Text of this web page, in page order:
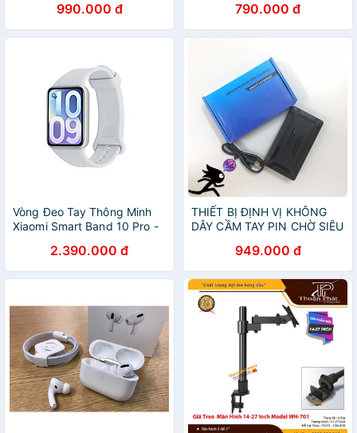
990.000 đ 790.000 đ
Vòng Đeo Tay Thông Minh
Xiaomi Smart Band 10 Pro -
2.390.000 đ
THIẾT BỊ ĐỊNH VỊ KHÔNG
DÂY CẦM TAY PIN CHỜ SIÊU
949.000 đ